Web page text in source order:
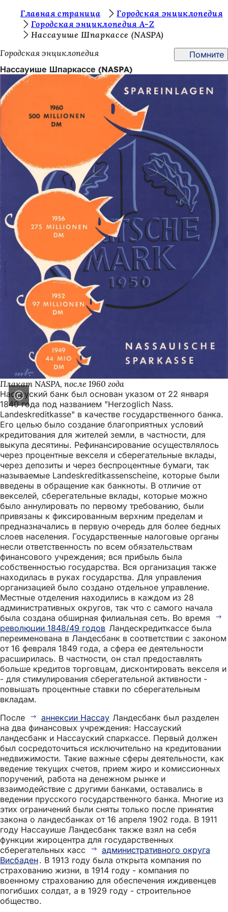
Перейти к содержимому
з
д
е
с
ь
Главная страница
Городская энциклопедия
Городская энциклопедия A-Z
Нассауише Шпаркассе (NASPA)
Городская энциклопедия
Помните
Нассауише Шпаркассе (NASPA)
Плакат NASPA, после 1960 года
Нассауский банк был основан указом от 22 января
1840 года под названием "Herzoglich Nass.
Landeskreditkasse" в качестве государственного банка.
Его целью было создание благоприятных условий
кредитования для жителей земли, в частности, для
выкупа десятины. Рефинансирование осуществлялось
через процентные векселя и сберегательные вклады,
через депозиты и через беспроцентные бумаги, так
называемые Landeskreditkassenscheine, которые были
введены в обращение как банкноты. В отличие от
векселей, сберегательные вклады, которые можно
было аннулировать по первому требованию, были
привязаны к фиксированным верхним пределам и
предназначались в первую очередь для более бедных
слоев населения. Государственные налоговые органы
несли ответственность по всем обязательствам
финансового учреждения; вся прибыль была
собственностью государства. Вся организация также
находилась в руках государства. Для управления
организацией было создано отдельное управление.
Местные отделения находились в каждом из 28
административных округов, так что с самого начала
была создана обширная филиальная сеть. Во время
революции 1848/49 годов Ландескредиткассе была
переименована в Ландесбанк в соответствии с законом
от 16 февраля 1849 года, а сфера ее деятельности
расширилась. В частности, он стал предоставлять
больше кредитов торговцам, дисконтировать векселя и
- для стимулирования сберегательной активности -
повышать процентные ставки по сберегательным
вкладам.
После
аннексии Нассау Ландесбанк был разделен
на два финансовых учреждения: Нассауский
ландесбанк и Нассауский спаркассе. Первый должен
был сосредоточиться исключительно на кредитовании
недвижимости. Такие важные сферы деятельности, как
ведение текущих счетов, прием жиро и комиссионных
поручений, работа на денежном рынке и
взаимодействие с другими банками, оставались в
ведении прусского государственного банка. Многие из
этих ограничений были сняты только после принятия
закона о ландесбанках от 16 апреля 1902 года. В 1911
году Нассауише Ландесбанк также взял на себя
функции жироцентра для государственных
сберегательных касс
административного округа
Висбаден. В 1913 году была открыта компания по
страхованию жизни, в 1914 году - компания по
военному страхованию для обеспечения иждивенцев
погибших солдат, а в 1929 году - строительное
общество.